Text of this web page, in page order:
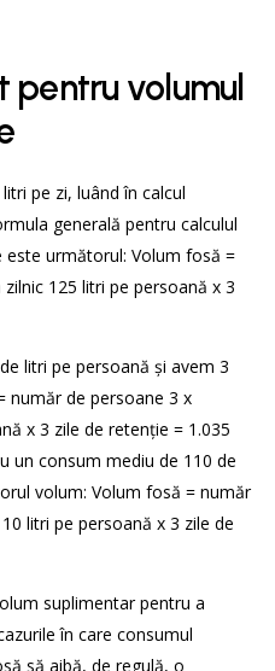
pentru volumul
pe zi, luând în calcul
generală pentru calculul
următorul: Volum fosă =
125 litri pe persoană x 3
litri pe persoană și avem 3
număr de persoane 3 x
x 3 zile de retenție = 1.035
un consum mediu de 110 de
volum: Volum fosă = număr
litri pe persoană x 3 zile de
suplimentar pentru a
în care consumul
să aibă, de regulă, o